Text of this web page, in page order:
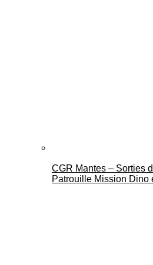
CGR Mantes – Sorties
Patrouille Mission Dino